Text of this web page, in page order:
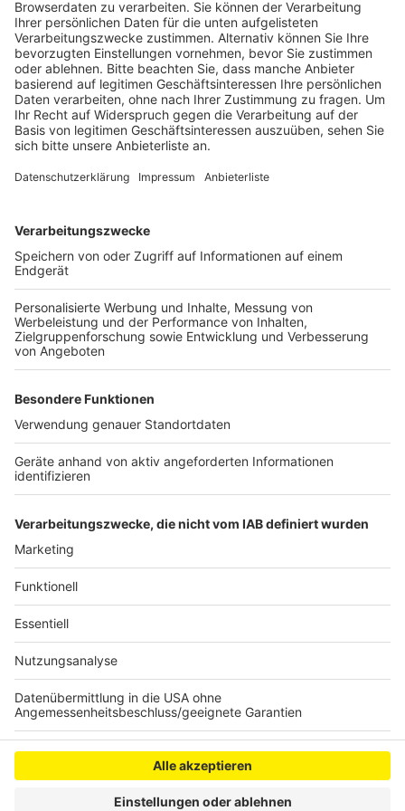
Anzeige
Veröffentlicht:Montag, 05.09.2022 16:27
Anzeige
Denn es haben so viele Delegierte ihre Teilnahme für
die heutige Sitzung abgesagt, dass das Gremium nicht
mehr beschlussfähig ist. Kardinal Woelki wird die
es vom Erzbistum. Der Vorsitzende der
Laienvertretung, Kurzbach, begründete den Boykott
damit, dass die Spitze des Erzbistums die Diskussion
über die jüngsten Vorwürfe gegen Woelki absichtlich
klein halten wolle. So habe es Woelkis Stellvertreter
verpasst, das Thema für die heutige Sitzung auf die
Tagesordnung zu setzen. Woelki war zuletzt unter
anderem vorgeworfen worden, den Beirat von
Agentur instrumentalisiert zu haben. Er selbst
bestreitet das.
Anzeige
Anzeige